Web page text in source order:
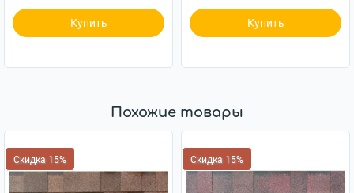
Купить Купить
Похожие товары
Скидка 15% Скидка 15%